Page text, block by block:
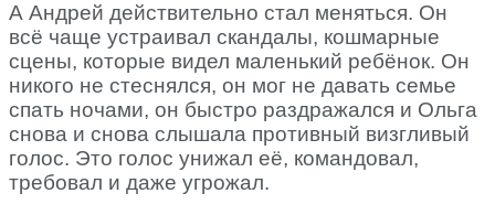
А Андрей действительно стал меняться. Он
всё чаще устраивал скандалы, кошмарные
сцены, которые видел маленький ребёнок. Он
никого не стеснялся, он мог не давать семье
спать ночами, он быстро раздражался и Ольга
снова и снова слышала противный визгливый
голос. Это голос унижал её, командовал,
требовал и даже угрожал.